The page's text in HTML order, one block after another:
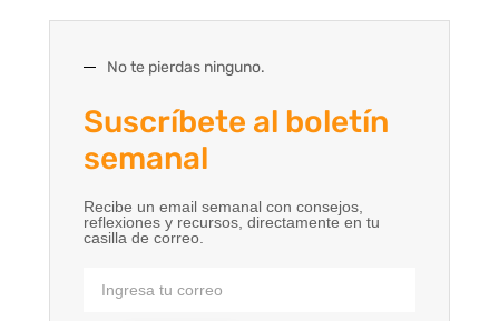
No te pierdas ninguno.
Suscríbete al boletín
semanal
Recibe un email semanal con consejos,
reflexiones y recursos, directamente en tu
casilla de correo.